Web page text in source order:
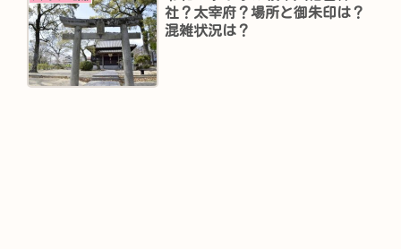
社？太宰府？場所と御朱印は？
混雑状況は？